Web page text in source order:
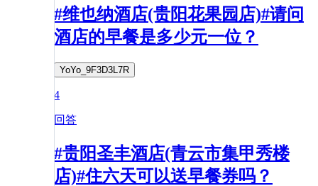
#维也纳酒店(贵阳花果园店)#请问
酒店的早餐是多少元一位？
YoYo_9F3D3L7R
4
回答
#贵阳圣丰酒店(青云市集甲秀楼
店)#住六天可以送早餐券吗？